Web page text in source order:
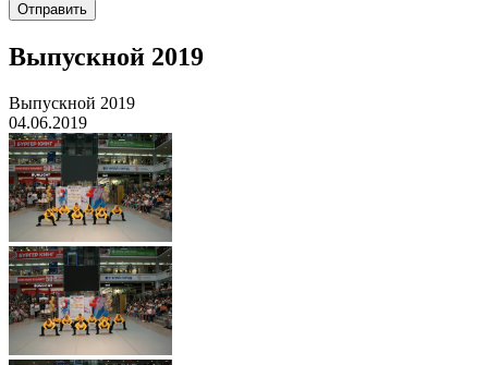
Отправить
Выпускной 2019
Выпускной 2019
04.06.2019